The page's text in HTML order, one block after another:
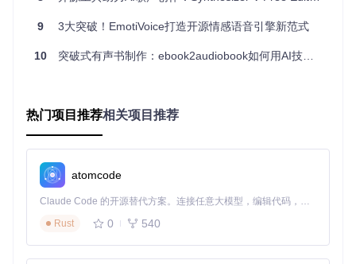
📱 实战案例：跨境电商中的多语言语音应用
应用场景
求，多语言语音合成技术可以为用户提供更加直观、便捷的商
品信息获取方式。
集成Kokoro TTS引擎
商平台的应用程序中。
配置多语言词典
词典文件。
实现语言自动切换：通过智能语言检测系统，根据用户的
9 3大突破！EmotiVoice打造开源情感语音引擎新范式
10 突破式有声书制作：ebook2audiobook如何用AI技术重构听觉体验
热门项目推荐相关项目推荐
atomcode
Claude Code 的开源替代方案。连接任意大模型，编辑代码，运行命令，自动验证 — 全自动执行。用 Rust 构建，极致性能。 ｜ An open-source alternative to Claude Code. Connect any LLM, edit code, run commands, and verify changes — autonomously. Built in Rust for speed. Get Started
Rust
0 540